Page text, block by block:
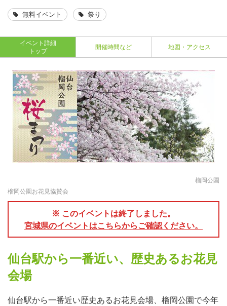
無料イベント 祭り
イベント詳細
トップ
開催時間など 地図・アクセス
榴岡公園
榴岡公園お花見協賛会
※ このイベントは終了しました。
宮城県のイベントはこちらからご確認ください。
仙台駅から一番近い、歴史あるお花見
会場
仙台駅から一番近い歴史あるお花見会場、榴岡公園で今年